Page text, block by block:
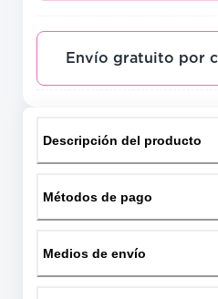
Envío gratuito por
Descripción del producto
Métodos de pago
Medios de envío